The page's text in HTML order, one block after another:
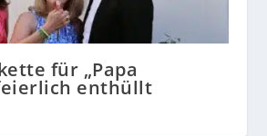
für „Papa
enthüllt